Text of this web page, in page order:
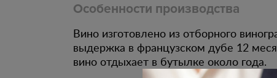
Особенности производства
Вино изготовлено из отборного
выдержка в французском дубе 12
вино отдыхает в бутылке около года.